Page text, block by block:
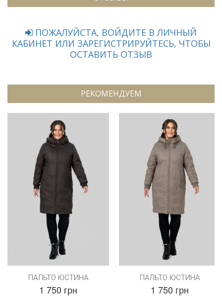
ПОЖАЛУЙСТА, ВОЙДИТЕ В ЛИЧНЫЙ
КАБИНЕТ ИЛИ ЗАРЕГИСТРИРУЙТЕСЬ, ЧТОБЫ
ОСТАВИТЬ ОТЗЫВ
РЕКОМЕНДУЕМ
ПАЛЬТО ЮСТИНА
1 750 грн
ПАЛЬТО ЮСТИНА
1 750 грн